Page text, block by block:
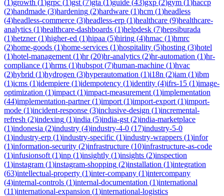
(1)growth (1)grpc (1)gst (7)gta (1)guide (43)gxp (2)gym (1)haccp
(2)handmade (3)hardening (2)hardware (1)hcm (1)headless
(4)headless-commerce (3)headless-erp (1)healthcare (9)healthcare-
analytics (1)healthcare-dashboards (1)helpdesk (7)hepsiburada
(1)hetzner(1)higher-ed (1)hipaa (5)hiring (4)hmac (1)hmrc
(2)home-goods (1)home-services (1)hospitality (5)hosting (3)hotel
(1)hotel-management (1)hr(20)hr-analytics (2)hr-automation (1)hr-
compliance (1)hrms (1)hubspot (7)human-machine (1)hvac
(2)hybrid (1)hydrogen (3)hyperautomation (1)i18n (2)iam (1)ibm
(1)icms (1)idempiere (1)idempotency (1)identity (4)ifrs-15 (1)image-
optimization (1)impact (1)impact-measurement (1)implementation
(44)implementation-partner(1)import (1)import-export (1)import-
mode (1)incident-response (3)inclusive-design (1)incremental-
refresh (2)indexing (1)india (5)india-gst (2)india-marketplace
(1)indonesia (2)industry (4)industry-4-0 (17)industry-5-0
(1)industry-erp (1)industry-specific (1)industry-wrappers (1)infor
(1)information-security (2)infrastructure (10)infrastructure-as-code
(1)infusionsoft (1)inp (1)insightly (1)insights (2)inspection
(1)instagram (1)instagram-shopping (2)installation (1)integration
(63)intellectual-property (1)inter-company (1)intercompany
(4)internal-controls (1)internal-documentation (1)international
(11)international-expansion (1)international-logistics